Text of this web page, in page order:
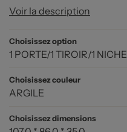
Voir la description
Choisissez option
1 PORTE/1 TIROIR/1 NICHE
Choisissez couleur
ARGILE
Choisissez dimensions